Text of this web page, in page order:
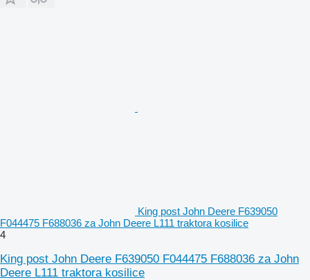
King post John Deere F639050
F044475 F688036 za John Deere L111 traktora kosilice
4
King post John Deere F639050 F044475 F688036 za John
Deere L111 traktora kosilice